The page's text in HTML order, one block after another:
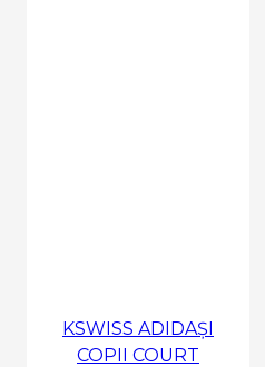
KSWISS ADIDAȘI
COPII COURT